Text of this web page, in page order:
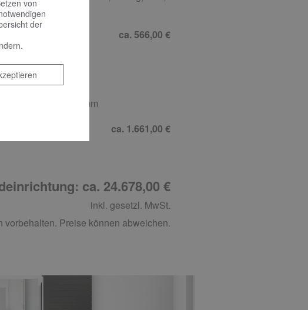
ca. 566,00 €
x B 600 x T 50 mm
ca. 1.661,00 €
ca. 24.678,00 €
inkl. gesetzl. MwSt.
vorbehalten. Preise können abweichen.
von
der